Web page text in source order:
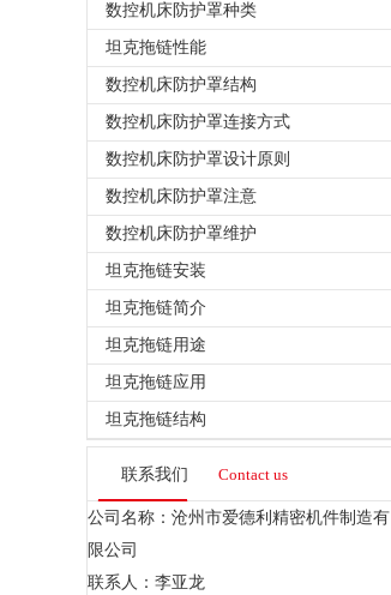
数控机床防护罩种类
坦克拖链性能
数控机床防护罩结构
数控机床防护罩连接方式
数控机床防护罩设计原则
数控机床防护罩注意
数控机床防护罩维护
坦克拖链安装
坦克拖链简介
坦克拖链用途
坦克拖链应用
坦克拖链结构
联系我们 Contact us
公司名称：沧州市爱德利精密机件制造有
限公司
联系人：李亚龙